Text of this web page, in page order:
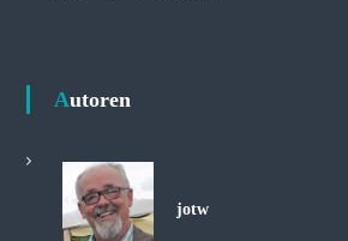
Autoren
jotw